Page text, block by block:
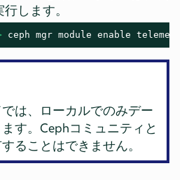
します。
ceph mgr module enable telemetry
は、ローカルでのみデー
す。Cephコミュニティと
ることはできません。